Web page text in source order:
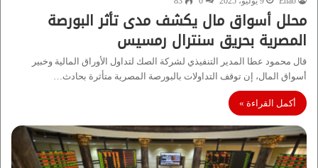
محلل أسواق مال يكشف مدى تأثر البورصة
المصرية بحريق سنترال رمسيس
قال محمود عطا المدير التنفيذي لشركة الصك لتداول الأوراق المالية وخبير
أسواق المال، إن توقف التداولات بالبورصة المصرية متأثرة بحادث…
أكمل القراءة »